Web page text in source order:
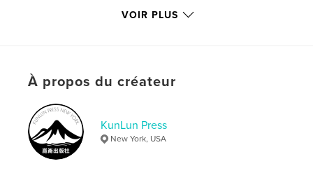
Catégorie principale:
Format choisi:
# de pages:
ISBN
Couverture souple: 9781949927719
Date de publication:
VOIR PLUS
À propos du créateur
KunLun Press
New York, USA